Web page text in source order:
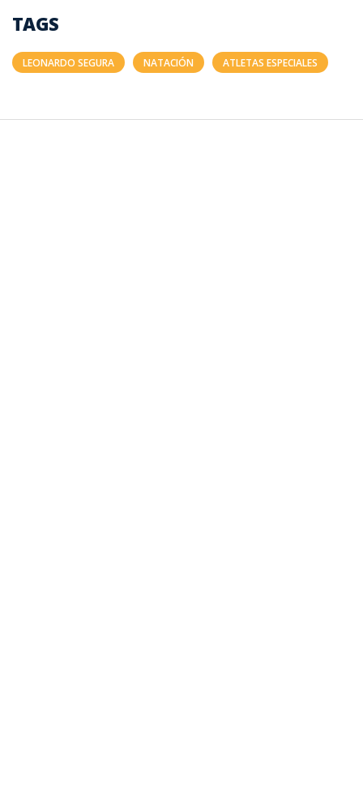
TAGS
LEONARDO SEGURA NATACIÓN ATLETAS ESPECIALES